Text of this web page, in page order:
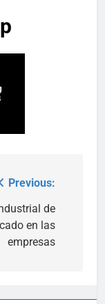
Previous:
de
en las
empresas